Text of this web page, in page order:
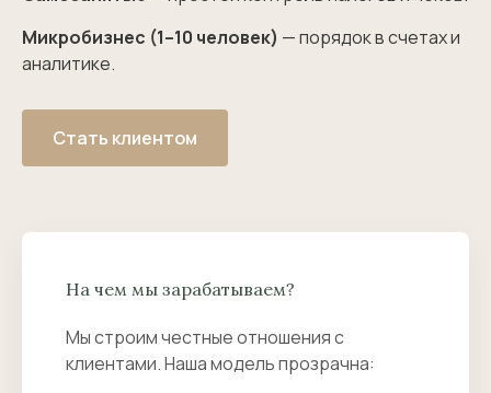
Микробизнес (1–10 человек) — порядок в счетах и
аналитике.
Стать клиентом
На чем мы зарабатываем?
Мы строим честные отношения с
клиентами. Наша модель прозрачна: